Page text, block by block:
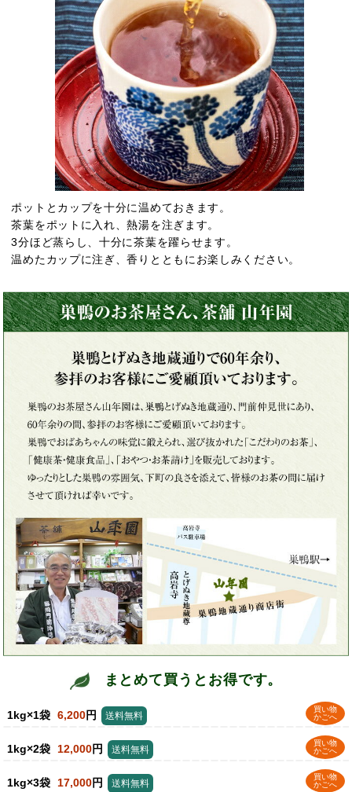
ポットとカップを十分に温めておきます。
茶葉をポットに入れ、熱湯を注ぎます。
3分ほど蒸らし、十分に茶葉を躍らせます。
温めたカップに注ぎ、香りとともにお楽しみください。
まとめて買うとお得です。
1kg×1袋 6,200円
買い物
かごへ
送料無料
1kg×2袋 12,000円
買い物
かごへ
送料無料
1kg×3袋 17,000円
買い物
かごへ
送料無料